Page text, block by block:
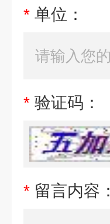
* 单位：
* 验证码：
* 留言内容：